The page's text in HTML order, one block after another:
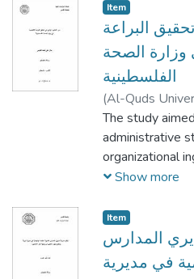
Item
البراعة
وزارة الصحة
الفلسطينية
(Al-Quds
Ali Ahmed
The study
administrative
organizational
Ministry of
the role of
achieving
Palestinian
southern
Show more
Item
المدارس
في مديرية